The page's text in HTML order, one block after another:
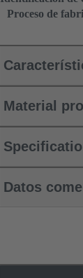
Proceso de
Material
Datos